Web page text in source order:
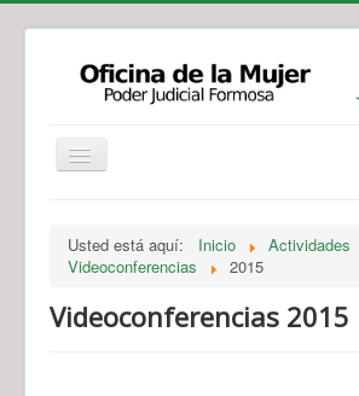
Legislación
Novedades
Usted está aquí: Inicio
Actividades
Videoconferencias
2015
Videoconferencias 2015